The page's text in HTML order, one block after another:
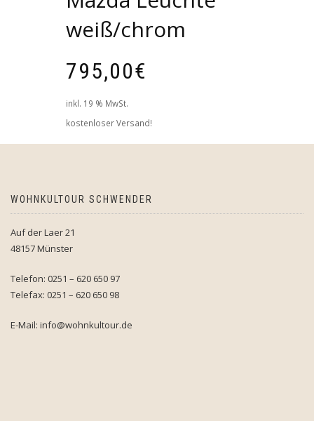
weiß/chrom
795,00€
inkl. 19 % MwSt.
kostenloser Versand!
WOHNKULTOUR SCHWENDER
Auf der Laer 21
48157 Münster
Telefon: 0251 – 620 650 97
Telefax: 0251 – 620 650 98
E-Mail: info@wohnkultour.de